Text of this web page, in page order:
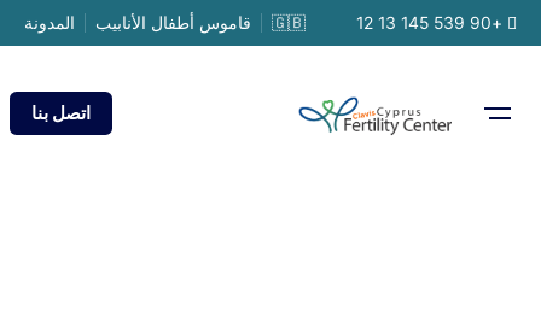
Skip
to
+90 539 145 13 12 المدونة قاموس أطفال الأنابيب 🇬🇧
اتصل بنا